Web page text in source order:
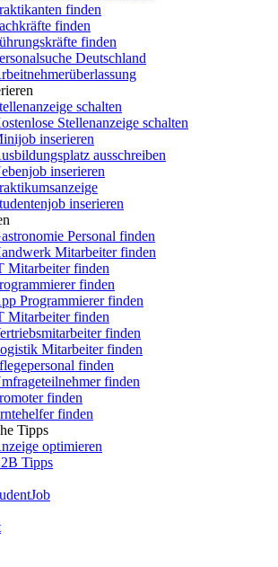
finden
finden
finden
Deutschland
schalten
Stellenanzeige schalten
inserieren
ausschreiben
inserieren
inserieren
Personal finden
Mitarbeiter finden
Mitarbeiter finden
finden
Programmierer finden
Mitarbeiter finden
finden
Mitarbeiter finden
finden
finden
finden
finden
Tipps
optimieren
Tipps